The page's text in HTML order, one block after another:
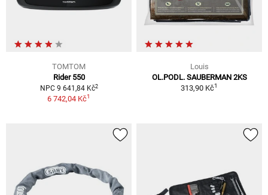
TOMTOM
Rider 550
NPC 9 641,84 Kč2
6 742,04 Kč1
Louis
OL.PODL. SAUBERMAN 2KS
313,90 Kč1